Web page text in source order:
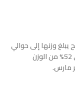
يبلغ وزنها إلى حوالي
114 جرام كما أن الوزن الداخلي لها يصل إلى حوالي 52% من الوزن
مارس.